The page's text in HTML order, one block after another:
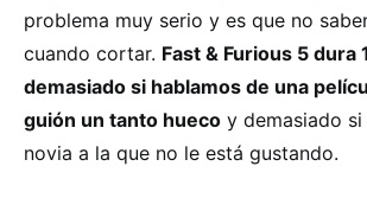
problema muy serio y es que no
cuando cortar. Fast & Furious 5 dura
demasiado si hablamos de una
guión un tanto hueco y demasiado
novia a la que no le está gustando.